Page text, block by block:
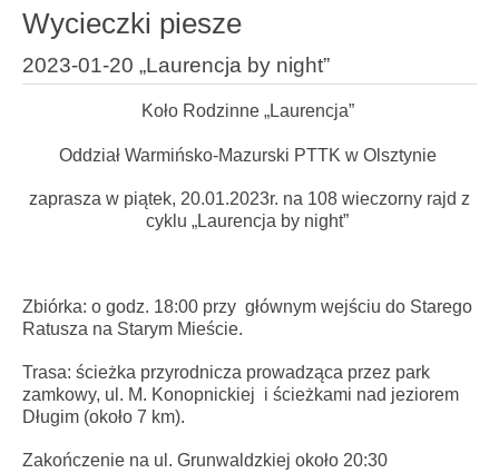
Wycieczki piesze
2023-01-20 „Laurencja by night”
Koło Rodzinne „Laurencja”
Oddział Warmińsko-Mazurski PTTK w Olsztynie
zaprasza w piątek, 20.01.2023r. na 108 wieczorny rajd z
cyklu „Laurencja by night”
Zbiórka: o godz. 18:00 przy głównym wejściu do Starego
Ratusza na Starym Mieście.
Trasa: ścieżka przyrodnicza prowadząca przez park
zamkowy, ul. M. Konopnickiej i ścieżkami nad jeziorem
Długim (około 7 km).
Zakończenie na ul. Grunwaldzkiej około 20:30